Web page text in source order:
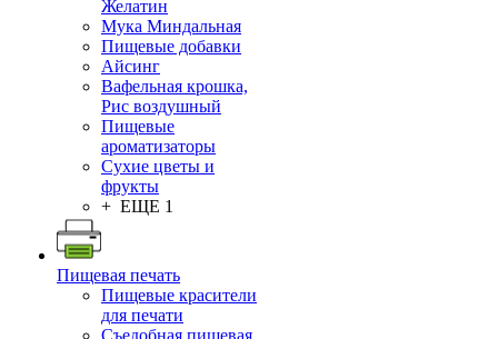
Желатин
Мука Миндальная
Пищевые добавки
Айсинг
Вафельная крошка,
Рис воздушный
Пищевые
ароматизаторы
Сухие цветы и
фрукты
+ ЕЩЕ 1
Пищевая печать
Пищевые красители
для печати
Съедобная пищевая